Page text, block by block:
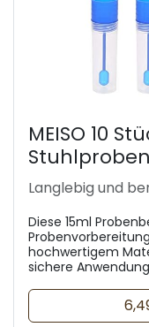
MEISO 10
Stuhlproben
Langlebig und
Diese 15ml
hochwertigem
sichere